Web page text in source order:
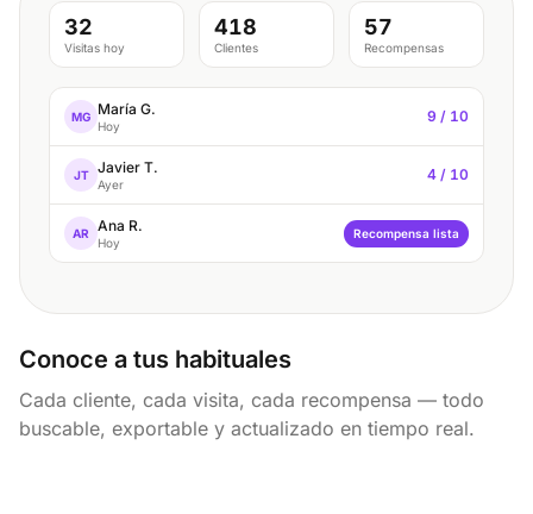
32
Visitas hoy
418
Clientes
57
Recompensas
MG María G.
Hoy
9 / 10
JT Javier T.
Ayer
4 / 10
AR Ana R.
Hoy
Recompensa lista
Conoce a tus habituales
Cada cliente, cada visita, cada recompensa — todo
buscable, exportable y actualizado en tiempo real.